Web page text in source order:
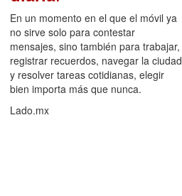
En un momento en el que el móvil ya
no sirve solo para contestar
mensajes, sino también para trabajar,
registrar recuerdos, navegar la ciudad
y resolver tareas cotidianas, elegir
bien importa más que nunca.
Lado.mx